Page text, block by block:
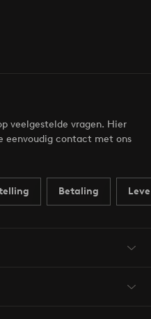
veelgestelde vragen. Hier
eenvoudig contact met ons
Betaling